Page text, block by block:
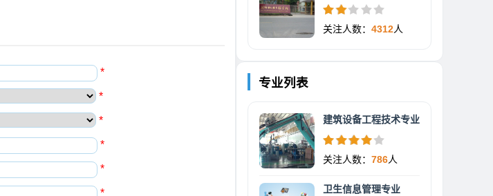
*
*
*
*
*
*
关注人数： 4312人
专业列表
建筑设备工程技术专业
关注人数： 786人
卫生信息管理专业